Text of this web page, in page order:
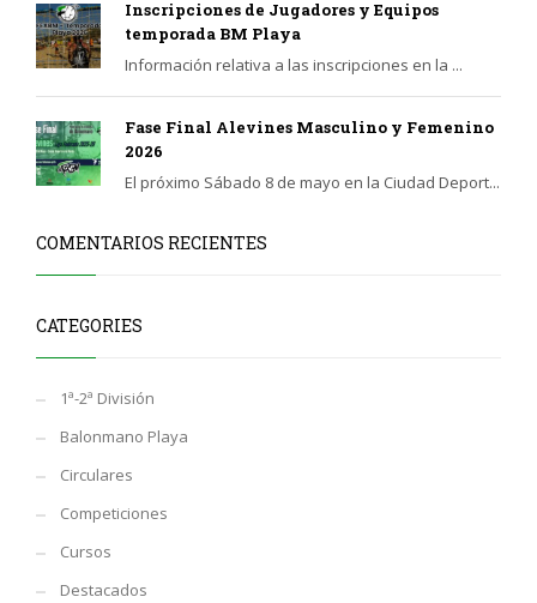
Inscripciones de Jugadores y Equipos
temporada BM Playa
Información relativa a las inscripciones en la ...
Fase Final Alevines Masculino y Femenino
2026
El próximo Sábado 8 de mayo en la Ciudad Deport...
COMENTARIOS RECIENTES
CATEGORIES
1ª-2ª División
Balonmano Playa
Circulares
Competiciones
Cursos
Destacados